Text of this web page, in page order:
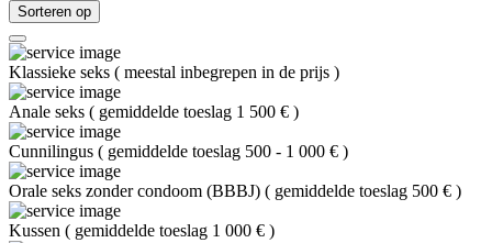
Sorteren op
Klassieke seks ( meestal inbegrepen in de prijs )
Anale seks ( gemiddelde toeslag 1 500 € )
Cunnilingus ( gemiddelde toeslag 500 - 1 000 € )
Orale seks zonder condoom (BBBJ) ( gemiddelde toeslag 500 € )
Kussen ( gemiddelde toeslag 1 000 € )